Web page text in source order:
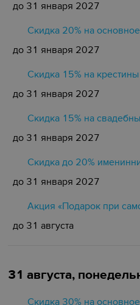
до 31 января 2027
Скидка 20% на
до 31 января 2027
Скидка 15% на крестины
до 31 января 2027
Cкидка 15% на
до 31 января 2027
Скидка до 20%
до 31 января 2027
Акция «Подарок при
до 31 августа
31 августа,
Скидка 30% на